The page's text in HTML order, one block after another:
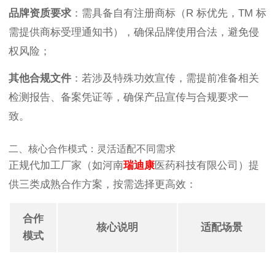
品牌资质要求 ：需具备自有注册商标（R 标优先，TM 标
需提供商标受理通知书），确保品牌使用合法，避免侵
权风险；
其他合规文件 ：若涉及特殊功效宣传，需提前准备相关
检测报告、备案凭证等，确保产品宣传与合规要求一
致。
二、核心合作模式：灵活适配不同需求
正规代加工厂家（如河南瑞迪康医药科技有限公司）提
供三类成熟合作方案，按需选择更高效：
合作
模式
核心说明 适配场景